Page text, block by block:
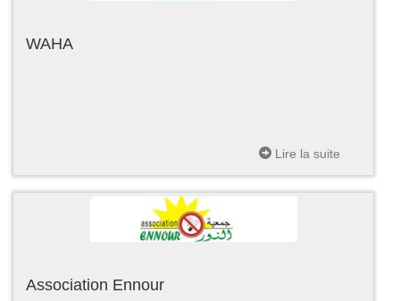
WAHA
Lire la suite
Association Ennour